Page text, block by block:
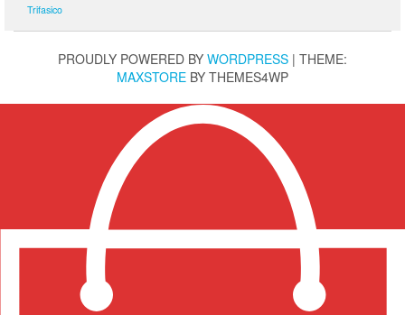
Trifasico
PROUDLY POWERED BY WORDPRESS | THEME:
MAXSTORE BY THEMES4WP